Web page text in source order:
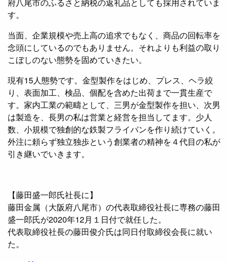
府八尾市のふるさと納税の返礼品としても採用されていま
す。
当面、企業規模や売上高の追求でもなく、商品の回転率を
念頭にしているのでもありません。それよりも利益の取り
こぼしのない態勢を固めていきたい。
現有15人態勢です。金型製作をはじめ、プレス、ヘラ絞
り、表面加工、検品、個配を含めた出荷まで一貫生産で
す。家内工業の範疇として、三男が金型製作を担い、次男
は製造を、長男の私は営業と経営を担当してます。少人
数、小規模で独創的な鉄製フライパンを作り続けていく。
外注に頼らず独立独歩という創業者の精神を４代目の私が
引き継いでいきます。
【藤田盛一郎氏社長に】
藤田金属（大阪府八尾市）の代表取締役社長に専務の藤田
盛一郎氏が2020年12月１日付で就任した。
代表取締役社長の藤田俊介氏は同日付取締役会長に就い
た。